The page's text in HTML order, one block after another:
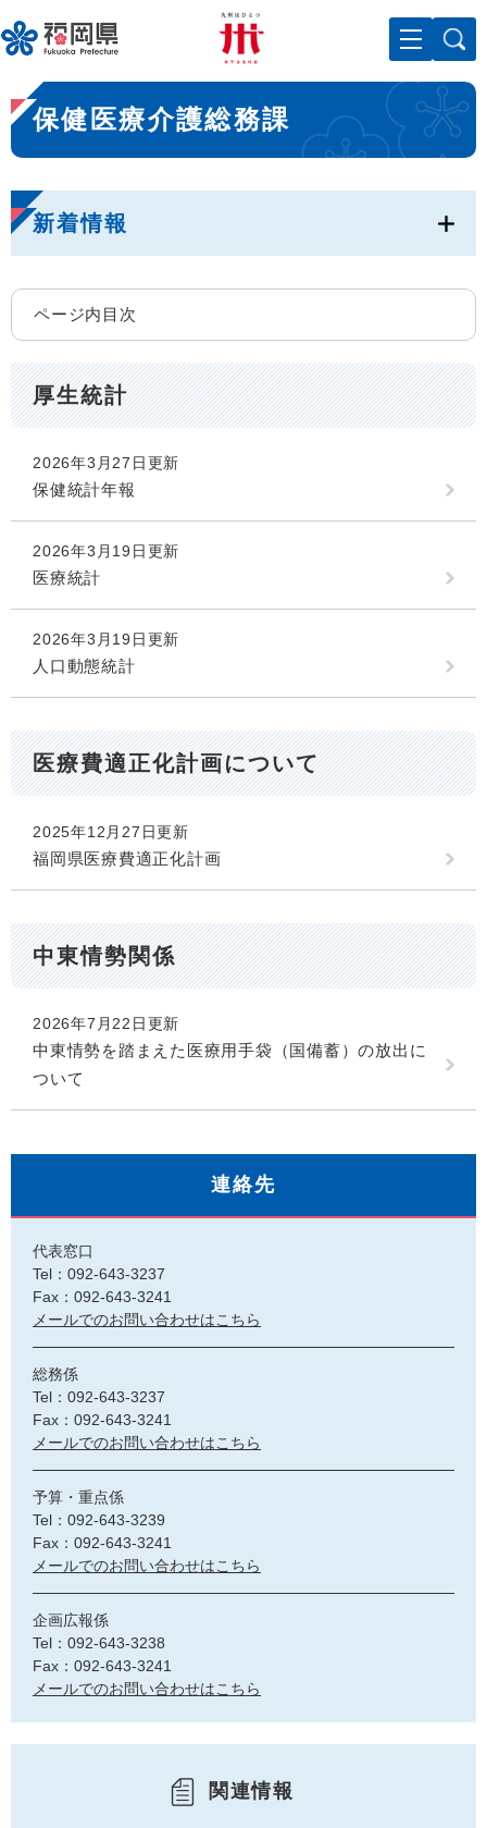
ー
ジ
先
頭
で
。
メニューを飛ばして本文へ
本
文
保健医療介護総務課
新着情報
ページ内目次
厚生統計
2026年3月27日更新
保健統計年報
2026年3月19日更新
医療統計
2026年3月19日更新
人口動態統計
医療費適正化計画について
2025年12月27日更新
福岡県医療費適正化計画
中東情勢関係
2026年7月22日更新
中東情勢を踏まえた医療用手袋（国備蓄）の放出に
ついて
連絡先
代表窓口
Tel：092-643-3237
Fax：092-643-3241
メールでのお問い合わせはこちら
総務係
Tel：092-643-3237
Fax：092-643-3241
メールでのお問い合わせはこちら
予算・重点係
Tel：092-643-3239
Fax：092-643-3241
メールでのお問い合わせはこちら
企画広報係
Tel：092-643-3238
Fax：092-643-3241
メールでのお問い合わせはこちら
関連情報